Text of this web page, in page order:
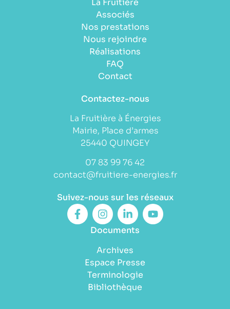
Associés
Nos prestations
Nous rejoindre
Réalisations
FAQ
Contact
Contactez-nous
La Fruitière à Énergies
Mairie, Place d’armes
25440 QUINGEY
07 83 99 76 42
contact@fruitiere-energies.fr
Suivez-nous sur les réseaux
Documents
Archives
Espace Presse
Terminologie
Bibliothèque